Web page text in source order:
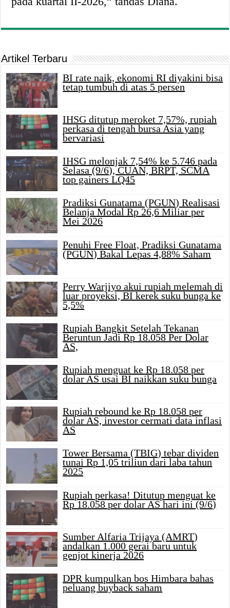
Artikel Terbaru
BI rate naik, ekonomi RI diyakini bisa
tetap tumbuh di atas 5 persen
IHSG ditutup meroket 7,57%, rupiah
perkasa di tengah bursa Asia yang
bervariasi
IHSG melonjak 7,54% ke 5.746 pada
Selasa (9/6), CUAN, BRPT, SCMA
top gainers LQ45
Pradiksi Gunatama (PGUN) Realisasi
Belanja Modal Rp 26,6 Miliar per
Mei 2026
Penuhi Free Float, Pradiksi Gunatama
(PGUN) Bakal Lepas 4,88% Saham
Perry Warjiyo akui rupiah melemah di
luar proyeksi, BI kerek suku bunga ke
5,5%
Rupiah Bangkit Setelah Tekanan
Beruntun Jadi Rp 18.058 Per Dolar
AS,
Rupiah menguat ke Rp 18.058 per
dolar AS usai BI naikkan suku bunga
Rupiah rebound ke Rp 18.058 per
dolar AS, investor cermati data inflasi
AS
Tower Bersama (TBIG) tebar dividen
tunai Rp 1,05 triliun dari laba tahun
2025
Rupiah perkasa! Ditutup menguat ke
Rp 18.058 per dolar AS hari ini (9/6)
Sumber Alfaria Trijaya (AMRT)
andalkan 1.000 gerai baru untuk
genjot kinerja 2026
DPR kumpulkan bos Himbara bahas
peluang buyback saham